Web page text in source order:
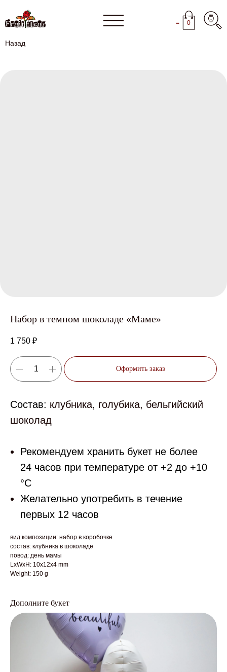
Назад
0
=
Набор в темном шоколаде «Маме»
1 750 ₽
Оформить заказ
Состав: клубника, голубика, бельгийский
шоколад
Рекомендуем хранить букет не более
24 часов при температуре от +2 до +10
°С
Желательно употребить в течение
первых 12 часов
вид композиции: набор в коробочке
состав: клубника в шоколаде
повод: день мамы
LxWxH: 10x12x4 mm
Weight: 150 g
Дополните букет